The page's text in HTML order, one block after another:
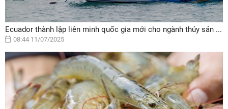
Ecuador thành lập liên minh quốc gia mới cho ngành thủy sản ...
08:44 11/07/2025